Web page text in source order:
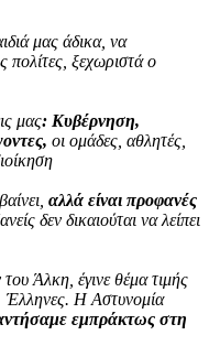
μας άδικα, να
ξεχωριστά ο
μας: Κυβέρνηση,
οι ομάδες, αθλητές,
αλλά είναι προφανές
δεν δικαιούται να λείπει
Άλκη, έγινε θέμα τιμής
Έλληνες. Η Αστυνομία
εμπράκτως στη